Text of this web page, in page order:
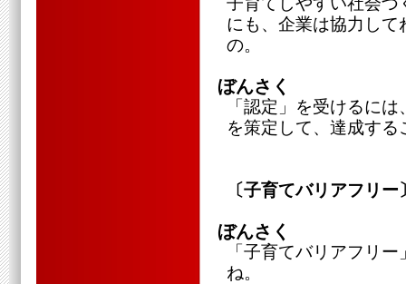
にも、企業は協力し
の。
ぼんさく
「認定」を受けるに
を策定して、達成す
〔子育てバリアフリー
ぼんさく
「子育てバリアフリ
ね。